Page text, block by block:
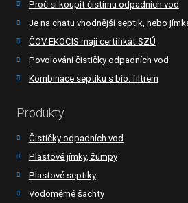
Proč si koupit čistírnu odpadních vod
Je na chatu vhodnější septik, nebo
ČOV EKOCIS mají certifikát SZÚ
Povolování čističky odpadních vod
Kombinace septiku s bio. filtrem
Produkty
Čističky odpadních vod
Plastové jímky, žumpy
Plastové septiky
Vodoměrné šachty